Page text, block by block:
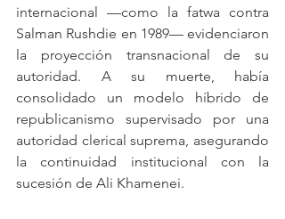
internacional —como la fatwa contra
Salman Rushdie en 1989— evidenciaron
la proyección transnacional de su
autoridad. A su muerte, había
consolidado un modelo híbrido de
republicanismo supervisado por una
autoridad clerical suprema, asegurando
la continuidad institucional con la
sucesión de Ali Khamenei.